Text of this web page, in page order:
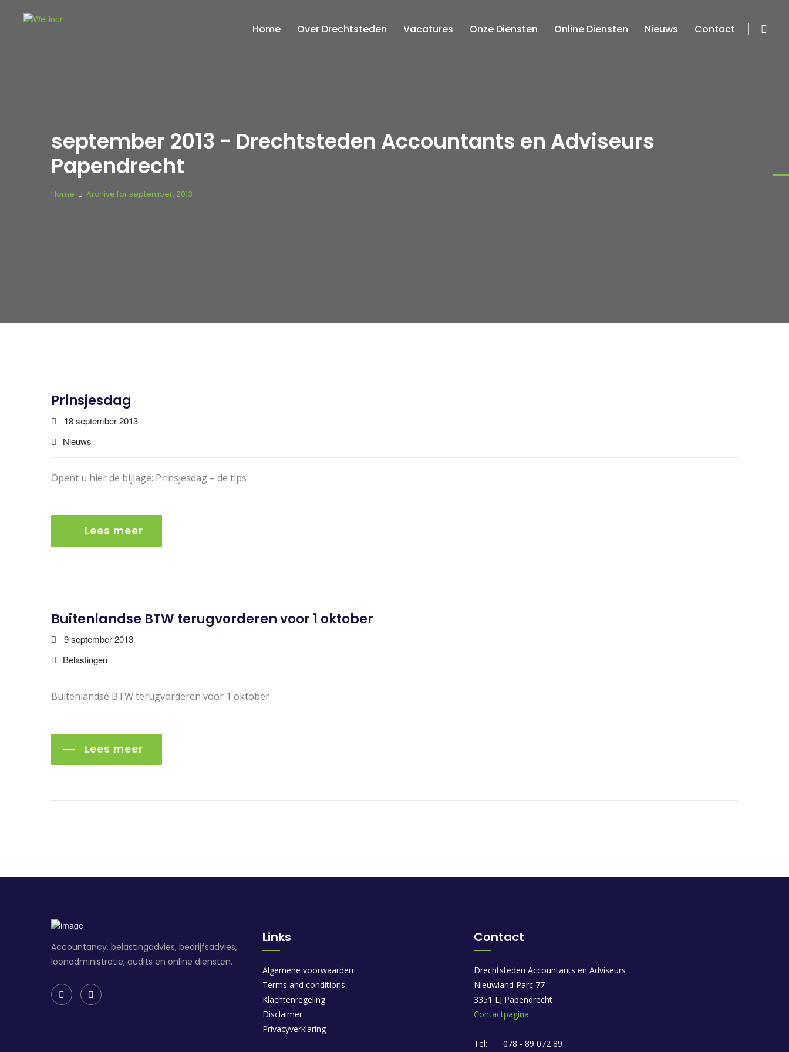
Home Over Drechtsteden Vacatures Onze Diensten Online Diensten Nieuws Contact
september 2013 - Drechtsteden Accountants en Adviseurs
Papendrecht
Home Archive for september, 2013
Prinsjesdag
18 september 2013
Nieuws
Opent u hier de bijlage: Prinsjesdag – de tips
Lees meer
Buitenlandse BTW terugvorderen voor 1 oktober
9 september 2013
Belastingen
Buitenlandse BTW terugvorderen voor 1 oktober
Lees meer
Accountancy, belastingadvies, bedrijfsadvies,
loonadministratie, audits en online diensten.
Links
Algemene voorwaarden
Terms and conditions
Klachtenregeling
Disclaimer
Privacyverklaring
Contact
Drechtsteden Accountants en Adviseurs
Nieuwland Parc 77
3351 LJ Papendrecht
Contactpagina
Tel: 078 - 89 072 89